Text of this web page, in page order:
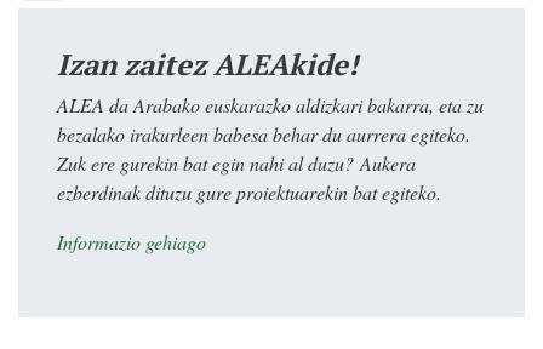
Izan zaitez ALEAkide!
ALEA da Arabako euskarazko aldizkari bakarra, eta zu
bezalako irakurleen babesa behar du aurrera egiteko.
Zuk ere gurekin bat egin nahi al duzu? Aukera
ezberdinak dituzu gure proiektuarekin bat egiteko.
Informazio gehiago